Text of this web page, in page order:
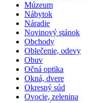
Múzeum
Nábytok
Náradie
Novinový stánok
Obchody
Oblečenie, odevy
Obuv
Očná optika
Okná, dvere
Okresný súd
Ovocie, zelenina